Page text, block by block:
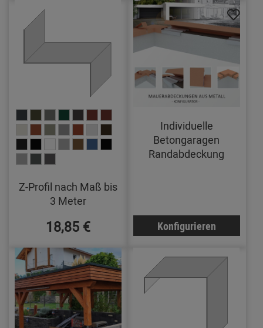
Z-Profil nach Maß bis
3 Meter
18,85 €
Individuelle
Betongaragen
Randabdeckung
Konfigurieren